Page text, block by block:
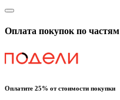
Оплата покупок по частям
Оплатите 25% от стоимости покупки